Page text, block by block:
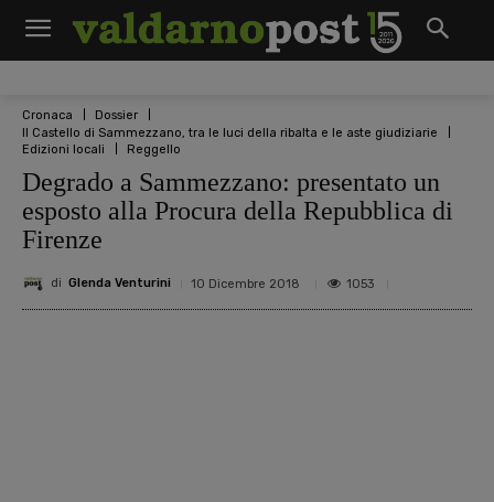
Cronaca
Dossier
Il Castello di Sammezzano, tra le luci della ribalta e le aste giudiziarie
Edizioni locali
Reggello
Degrado a Sammezzano: presentato un
esposto alla Procura della Repubblica di
Firenze
di Glenda Venturini 10 Dicembre 2018 1053